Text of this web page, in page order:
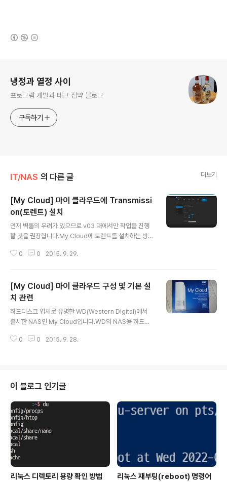
냉정과 열정 사이
프로그램 개발과 테크 집약 블로그
구독하기
IT/NAS 의 다른 글 더보기
[My Cloud] 마이 클라우드에 Transmissi
on(토렌트) 설치
먼저 벽돌의 우려가 있으므로 v03 대에서만 작업을 진행
할 것을 권장합니다.My Cloud에 토렌트를 설치하는 방법
트를 사용하는데 My Cloud에서는 Transmission을 사
기 위해서 먼저 SSH를 활성화해야 합니다.설정의 네트워
크 메뉴에 보면 SSH가 있습니다.켜기 상태로 두면 SSH
접속이 가능해지며 putty 등을 통해서 접속하면 됩니다.N
AS의 IP로 접속하면 로그인 정보를 묻게 됩니다.처음으로
접속하면 ID는 root, 비밀번호는 welc0me(영문 o가 아
닌 숫자 0)입니다. 접속에 성공하면 Transmission 설치..
0 0 2015. 9. 29.
[My Cloud] 마이 클라우드 구성 및 기본 설
치 관련
하드디스크 업체로 유명한 WD(Western Digital)에서
출시한 NAS인 My Cloud입니다.WD의 NAS용 하드디
페이지에서 구매한 2TB My Cloud입니다.제품은 그렇게
지원하는 내용도 확인할 수 있습니다.모든 것을 저장하고
어디서나 접속이 가능하다고 되어 있습니다. NAS를 사용
하는 주된 이유라고 할 수 있습니다.국내 출시가 되기 전에
구매했던 제품이기 때문에 110V 케이블이 포함되어 있습
니다.전체적인 구성은 NAS 본체, 전원 케이블, 네트워크
케이블 정도입니다...
0 0 2015. 9. 28.
이 블로그 인기글
리눅스 디렉토리 용량 확인 방법
리눅스 재부팅(reboot) 명령어